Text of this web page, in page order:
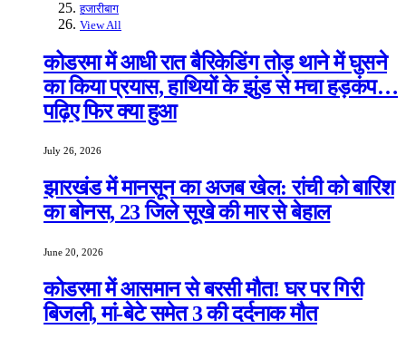
हजारीबाग
View All
कोडरमा में आधी रात बैरिकेडिंग तोड़ थाने में घुसने
का किया प्रयास, हाथियों के झुंड से मचा हड़कंप…
पढ़िए फिर क्या हुआ
July 26, 2026
झारखंड में मानसून का अजब खेल: रांची को बारिश
का बोनस, 23 जिले सूखे की मार से बेहाल
June 20, 2026
कोडरमा में आसमान से बरसी मौत! घर पर गिरी
बिजली, मां-बेटे समेत 3 की दर्दनाक मौत